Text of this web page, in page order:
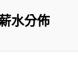
水分佈